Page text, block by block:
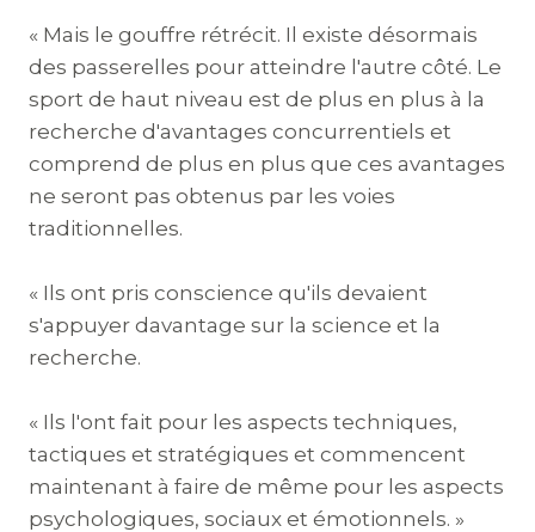
« Mais le gouffre rétrécit. Il existe désormais
des passerelles pour atteindre l'autre côté. Le
sport de haut niveau est de plus en plus à la
recherche d'avantages concurrentiels et
comprend de plus en plus que ces avantages
ne seront pas obtenus par les voies
traditionnelles.
« Ils ont pris conscience qu'ils devaient
s'appuyer davantage sur la science et la
recherche.
« Ils l'ont fait pour les aspects techniques,
tactiques et stratégiques et commencent
maintenant à faire de même pour les aspects
psychologiques, sociaux et émotionnels. »